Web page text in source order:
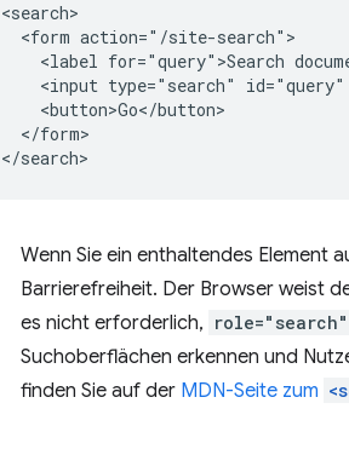
<search>
  <form action="/site-search">
<label for="query">Search
<input type="search"
    <button>Go</button>
  </form>
Wenn Sie ein enthaltendes Element
Barrierefreiheit. Der Browser weist
es nicht erforderlich, role="search"
Suchoberflächen erkennen und
finden Sie auf der MDN-Seite zum